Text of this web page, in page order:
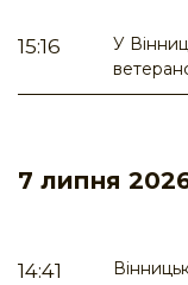
15:16
У
7 липня
14:41